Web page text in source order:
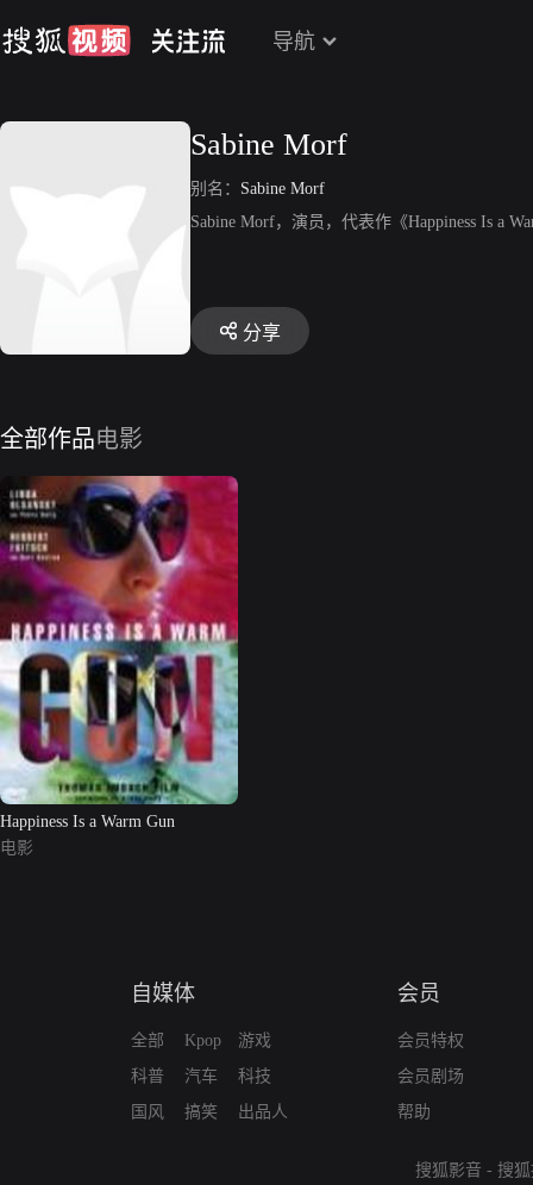
导航
Sabine Morf
别名： Sabine Morf
Sabine Morf，演员，代表作《Happiness Is a
分享
全部作品电影
Happiness Is a Warm Gun
电影
自媒体
全部
科普
国风
Kpop
汽车
搞笑
游戏
科技
出品人
会员
会员特权
会员剧场
帮助
搜狐影音 - 搜